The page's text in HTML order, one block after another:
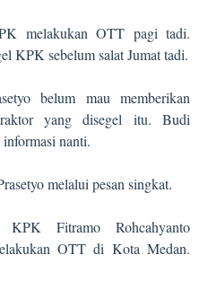
melakukan OTT pagi tadi.
KPK sebelum salat Jumat tadi.
belum mau memberikan
yang disegel itu. Budi
nanti.
melalui pesan singkat.
Fitramo Rohcahyanto
OTT di Kota Medan.